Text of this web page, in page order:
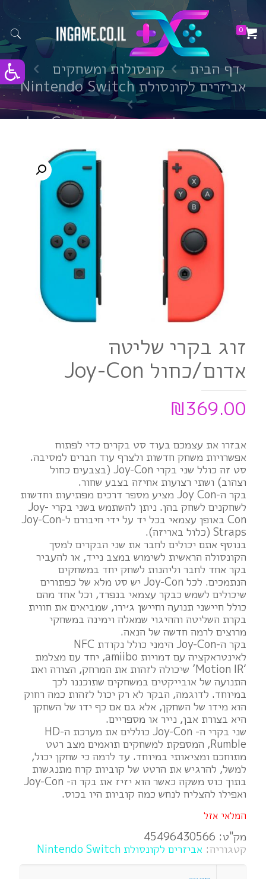
0
דף הבית
קונסולות ומשחקים
אביזרים לקונסולת Nintendo Switch
זוג בקרי שליטה אדום/כחול Joy-Con
זוג בקרי שליטה
אדום/כחול Joy-Con
₪369.00
אבזרו את עצמכם בעוד סט בקרים כדי לפתוח
אפשרויות משחק חדשות ולצרף עוד חברים למסיבה.
סט זה כולל שני בקרי Joy-Con (בצבעים כחול
וצהוב) ושתי רצועות אחיזה בצבע שחור.
בקר ה-Joy Con מציע מספר דרכים מפתיעות וחדשות
לשחקנים לשחק בהן. ניתן להשתמש בשני בקרי Joy-
Con באופן עצמאי בכל יד על ידי חיבורם ל-Joy-Con
Straps (כלול באריזה).
בנוסף אתם יכולים לחבר את שני הבקרים למסך
הקונסולה הראשית לשימוש במצב נייד, או להעביר
בקר אחד לחבר וליהנות לשחק יחד במשחקים
הנתמכים. לכל Joy-Con יש סט מלא של כפתורים
שיכולים לשמש כבקר עצמאי בנפרד, וכל אחד מהם
כולל חיישני תנועה וחיישן ג׳ירו, שמביאים את חווית
בקרת השליטה וההיגוי שמאלה וימינה במשחקי
מרוצים לרמה חדשה של הנאה.
בקר ה-Joy-Con הימני כולל נקודת NFC
לאינטראקציה עם דמויות amiibo, יחד עם מצלמת
‘Motion IR’ שיכולה לזהות את המרחק, הצורה ואת
התנועה של אובייקטים במשחקים שתוכננו לכך
במיוחד. לדוגמה, הבקר לא רק יכול לזהות כמה רחוק
הוא מידו של השחקן, אלא גם אם כף ידו של השחקן
היא בצורת אבן, נייר או מספריים.
שני בקרי ה- Joy-Con כוללים את מערכת ה-HD
Rumble, המספקת למשחקים תואמים מצב רטט
מתוחכם ומציאותי במיוחד. עד לרמה כי שחקן יכול,
למשל, להרגיש את הרטט של קוביות קרח מתנגשות
בתוך כוס משקה כאשר הוא יזיז את בקר ה- Joy-Con
ואפילו להצליח לנחש כמה קוביות היו בכוס.
המלאי אזל
מק"ט: 45496430566
קטגוריה: אביזרים לקונסולת Nintendo Switch